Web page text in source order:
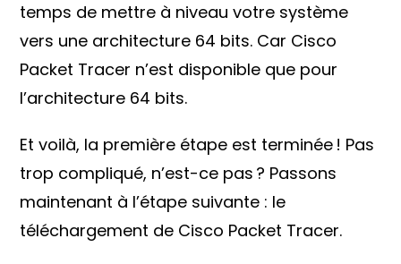
temps de mettre à niveau votre système
vers une architecture 64 bits. Car Cisco
Packet Tracer n’est disponible que pour
l’architecture 64 bits.
Et voilà, la première étape est terminée ! Pas
trop compliqué, n’est-ce pas ? Passons
maintenant à l’étape suivante : le
téléchargement de Cisco Packet Tracer.